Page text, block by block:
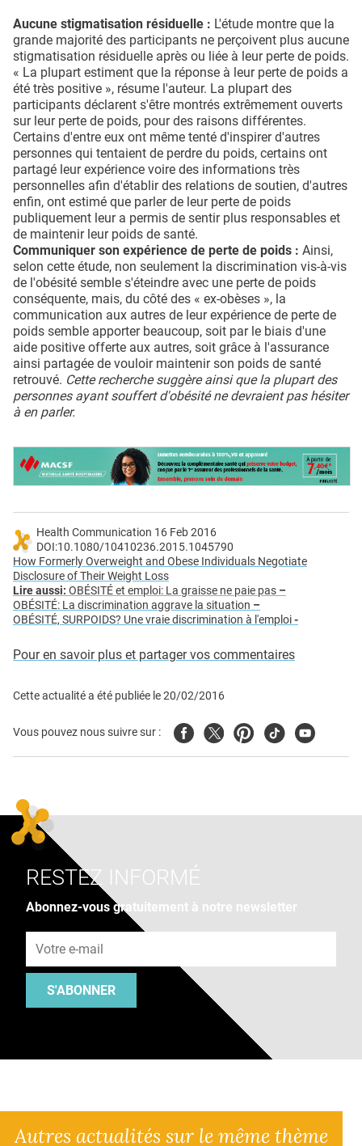
Aucune stigmatisation résiduelle : L'étude montre que la
grande majorité des participants ne perçoivent plus aucune
stigmatisation résiduelle après ou liée à leur perte de poids.
« La plupart estiment que la réponse à leur perte de poids a
été très positive », résume l'auteur. La plupart des
participants déclarent s'être montrés extrêmement ouverts
sur leur perte de poids, pour des raisons différentes.
Certains d'entre eux ont même tenté d'inspirer d'autres
personnes qui tentaient de perdre du poids, certains ont
partagé leur expérience voire des informations très
personnelles afin d'établir des relations de soutien, d'autres
enfin, ont estimé que parler de leur perte de poids
publiquement leur a permis de sentir plus responsables et
de maintenir leur poids de santé.
Communiquer son expérience de perte de poids : Ainsi,
selon cette étude, non seulement la discrimination vis-à-vis
de l'obésité semble s'éteindre avec une perte de poids
conséquente, mais, du côté des « ex-obèses », la
communication aux autres de leur expérience de perte de
poids semble apporter beaucoup, soit par le biais d'une
aide positive offerte aux autres, soit grâce à l'assurance
ainsi partagée de vouloir maintenir son poids de santé
retrouvé. Cette recherche suggère ainsi que la plupart des
personnes ayant souffert d'obésité ne devraient pas hésiter
à en parler.
Health Communication 16 Feb 2016
DOI:10.1080/10410236.2015.1045790
How Formerly Overweight and Obese Individuals Negotiate
Disclosure of Their Weight Loss
Lire aussi: OBÉSITÉ et emploi: La graisse ne paie pas –
OBÉSITÉ: La discrimination aggrave la situation –
OBÉSITÉ, SURPOIDS? Une vraie discrimination à l'emploi-
Pour en savoir plus et partager vos commentaires
Cette actualité a été publiée le20/02/2016
Vous pouvez nous suivre sur : FacebookTwitterPinterest
TiktokYoutube
RESTEZ INFORMÉ
Abonnez-vous gratuitement à notre newsletter
S'ABONNER
Autres actualités sur le même thème